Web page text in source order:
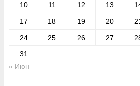
10 11 12 13
17 18 19 20 21
24 25 26 27
31
« Июн